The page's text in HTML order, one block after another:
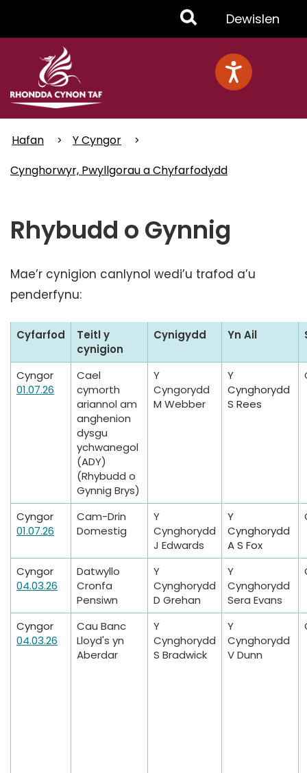
Toggle
Menu
Dewislen
Hafan
Y Cyngor
Cynghorwyr, Pwyllgorau a Chyfarfodydd
Rhybudd o Gynnig
Mae’r cynigion canlynol wedi’u trafod a’u
penderfynu:
N
t
o
o
Cyfarfod
Teitl y
cynigion
Cynigydd Yn Ail
Cyngor
01.07.26
Cael
cymorth
ariannol am
anghenion
dysgu
ychwanegol
(ADY)
(Rhybudd o
Gynnig Brys)
Y
Cyngorydd
M Webber
Y
Cynghorydd
S Rees
Cyngor
01.07.26
Cam-Drin
Domestig
Y
Cynghorydd
J Edwards
Y
Cynghorydd
A S Fox
Cyngor
04.03.26
Datwyllo
Cronfa
Pensiwn
Y
Cynghorydd
D Grehan
Y
Cynghorydd
Sera Evans
Cyngor
04.03.26
Cau Banc
Lloyd's yn
Aberdar
Y
Cynghorydd
S Bradwick
Y
Cynghorydd
V Dunn